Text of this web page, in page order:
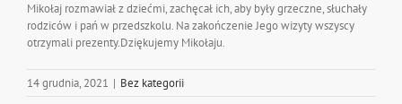
Mikołaj rozmawiał z dziećmi, zachęcał ich, aby były grzeczne, słuchały
rodziców i pań w przedszkolu. Na zakończenie Jego wizyty wszyscy
otrzymali prezenty.Dziękujemy Mikołaju.
14 grudnia, 2021 | Bez kategorii